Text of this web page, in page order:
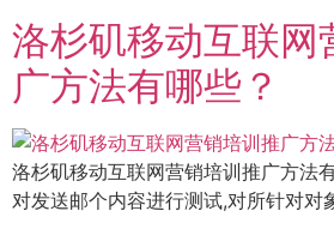
洛杉矶移动互联网
广方法有哪些？
洛杉矶移动互联网营销培训推广方法
对发送邮个内容进行测试,对所针对对